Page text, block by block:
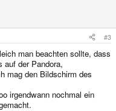
#3
man beachten sollte, dass
auf der Pandora,
mag den Bildschirm des
irgendwann nochmal ein